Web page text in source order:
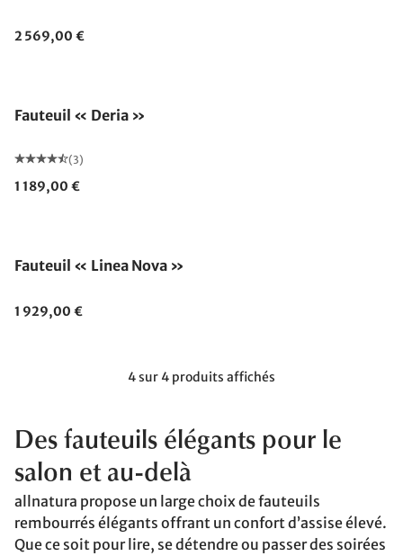
2 569,00 €
Fauteuil « Deria »
(3)
1 189,00 €
Fauteuil « Linea Nova »
1 929,00 €
4 sur 4 produits affichés
Des fauteuils élégants pour le
salon et au-delà
allnatura propose un large choix de fauteuils
rembourrés élégants offrant un confort d’assise élevé.
Que ce soit pour lire, se détendre ou passer des soirées